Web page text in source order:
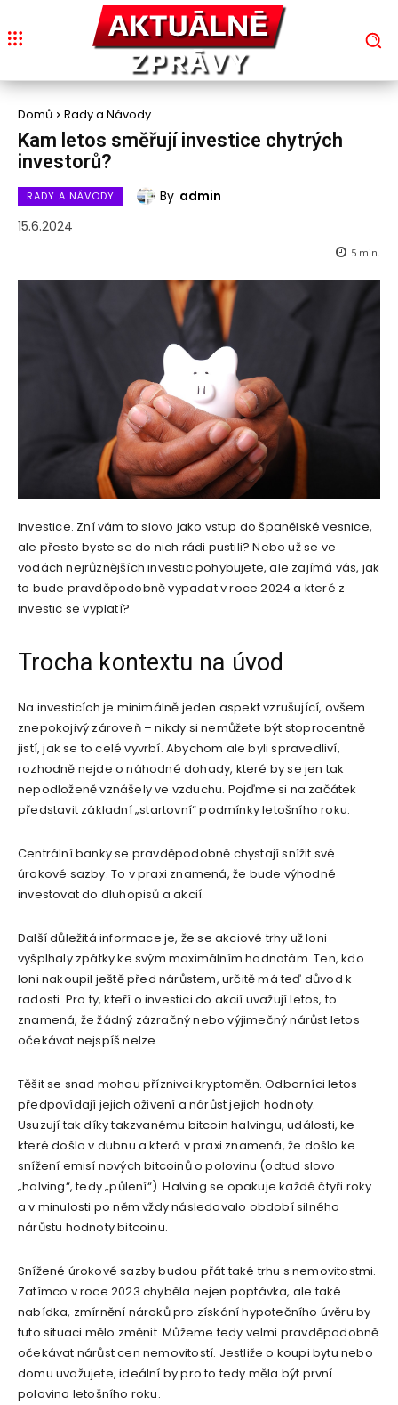
Domů Rady a Návody
Kam letos směřují investice chytrých
investorů?
RADY A NÁVODY By admin
15.6.2024
5 min.
Investice. Zní vám to slovo jako vstup do španělské vesnice,
ale přesto byste se do nich rádi pustili? Nebo už se ve
vodách nejrůznějších investic pohybujete, ale zajímá vás, jak
to bude pravděpodobně vypadat v roce 2024 a které z
investic se vyplatí?
Trocha kontextu na úvod
Na investicích je minimálně jeden aspekt vzrušující, ovšem
znepokojivý zároveň – nikdy si nemůžete být stoprocentně
jistí, jak se to celé vyvrbí. Abychom ale byli spravedliví,
rozhodně nejde o náhodné dohady, které by se jen tak
nepodloženě vznášely ve vzduchu. Pojďme si na začátek
představit základní „startovní“ podmínky letošního roku.
Centrální banky se pravděpodobně chystají snížit své
úrokové sazby. To v praxi znamená, že bude výhodné
investovat do dluhopisů a akcií.
Další důležitá informace je, že se akciové trhy už loni
vyšplhaly zpátky ke svým maximálním hodnotám. Ten, kdo
loni nakoupil ještě před nárůstem, určitě má teď důvod k
radosti. Pro ty, kteří o investici do akcií uvažují letos, to
znamená, že žádný zázračný nebo výjimečný nárůst letos
očekávat nejspíš nelze.
Těšit se snad mohou příznivci kryptoměn. Odborníci letos
předpovídají jejich oživení a nárůst jejich hodnoty.
Usuzují tak díky takzvanému bitcoin halvingu, události, ke
které došlo v dubnu a která v praxi znamená, že došlo ke
snížení emisí nových bitcoinů o polovinu (odtud slovo
„halving“, tedy „půlení“). Halving se opakuje každé čtyři roky
a v minulosti po něm vždy následovalo období silného
nárůstu hodnoty bitcoinu.
Snížené úrokové sazby budou přát také trhu s nemovitostmi.
Zatímco v roce 2023 chyběla nejen poptávka, ale také
nabídka, zmírnění nároků pro získání hypotečního úvěru by
tuto situaci mělo změnit. Můžeme tedy velmi pravděpodobně
očekávat nárůst cen nemovitostí. Jestliže o koupi bytu nebo
domu uvažujete, ideální by pro to tedy měla být první
polovina letošního roku.